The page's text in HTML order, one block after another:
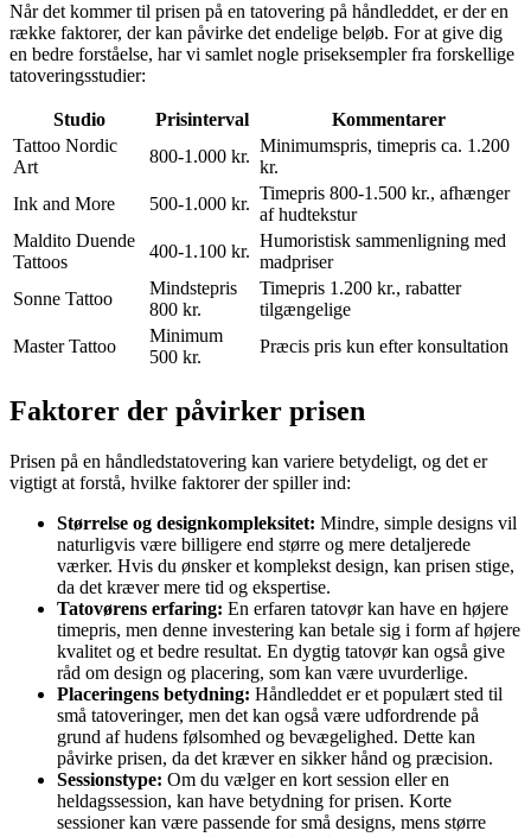
Når det kommer til prisen på en tatovering på håndleddet, er der en
række faktorer, der kan påvirke det endelige beløb. For at give dig
en bedre forståelse, har vi samlet nogle priseksempler fra forskellige
tatoveringsstudier:
Studio Prisinterval
Kommentarer
Tattoo Nordic
Art
800-1.000 kr.
Minimumspris, timepris ca. 1.200
kr.
Ink and More
500-1.000 kr.
Timepris 800-1.500 kr., afhænger
af hudtekstur
Maldito Duende
Tattoos
400-1.100 kr.
Humoristisk sammenligning med
madpriser
Sonne Tattoo
Mindstepris
800 kr.
Timepris 1.200 kr., rabatter
tilgængelige
Master Tattoo
Minimum
500 kr.
Præcis pris kun efter konsultation
Faktorer der påvirker prisen
Prisen på en håndledstatovering kan variere betydeligt, og det er
vigtigt at forstå, hvilke faktorer der spiller ind:
Størrelse og designkompleksitet: Mindre, simple designs vil
naturligvis være billigere end større og mere detaljerede
værker. Hvis du ønsker et komplekst design, kan prisen stige,
da det kræver mere tid og ekspertise.
Tatovørens erfaring: En erfaren tatovør kan have en højere
timepris, men denne investering kan betale sig i form af højere
kvalitet og et bedre resultat. En dygtig tatovør kan også give
råd om design og placering, som kan være uvurderlige.
Placeringens betydning: Håndleddet er et populært sted til
små tatoveringer, men det kan også være udfordrende på
grund af hudens følsomhed og bevægelighed. Dette kan
påvirke prisen, da det kræver en sikker hånd og præcision.
Sessionstype: Om du vælger en kort session eller en
heldagssession, kan have betydning for prisen. Korte
sessioner kan være passende for små designs, mens større